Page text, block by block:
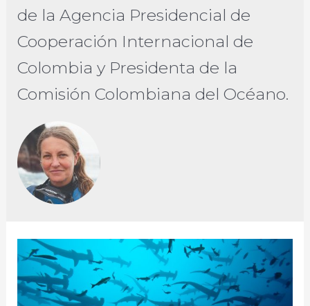
de la Agencia Presidencial de
Cooperación Internacional de
Colombia y Presidenta de la
Comisión Colombiana del Océano.